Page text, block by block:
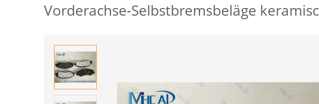
Vorderachse-Selbstbremsbeläge